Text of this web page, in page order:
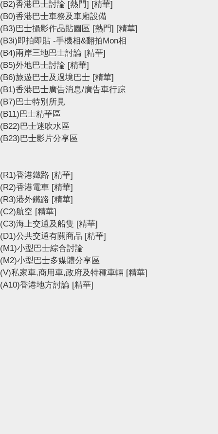
(B2)香港巴士討論 [熱門] [精華]
(B0)香港巴士車務及車廂設備
(B3)巴士攝影作品貼圖區 [熱門] [精華]
(B3i)即拍即貼 -手機相&翻拍Mon相
(B4)兩岸三地巴士討論 [精華]
(B5)外地巴士討論 [精華]
(B6)旅遊巴士及過境巴士 [精華]
(B1)香港巴士廣告消息/廣告車行踪
(B7)巴士特別所見
(B11)巴士精華區
(B22)巴士迷吹水區
(B23)巴士影片分享區
(R1)香港鐵路 [精華]
(R2)香港電車 [精華]
(R3)港外鐵路 [精華]
(C2)航空 [精華]
(C3)海上交通及船隻 [精華]
(D1)公共交通有關商品 [精華]
(M1)小型巴士綜合討論
(M2)小型巴士多媒體分享區
(V)私家車,商用車,政府及特種車輛 [精華]
(A10)香港地方討論 [精華]